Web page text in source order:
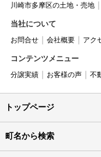
川崎市多摩区の土地・売地
当社について
お問合せ 会社概要 アク
コンテンツメニュー
分譲実績 お客様の声 不
トップページ
町名から検索